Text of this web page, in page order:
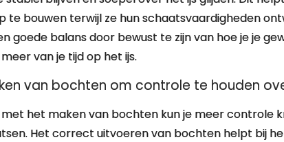
te bouwen terwijl ze hun schaatsvaardigheden
goede balans door bewust te zijn van hoe je je
van je tijd op het ijs.
van bochten om controle te houden
het maken van bochten kun je meer controle
Het correct uitvoeren van bochten helpt bij